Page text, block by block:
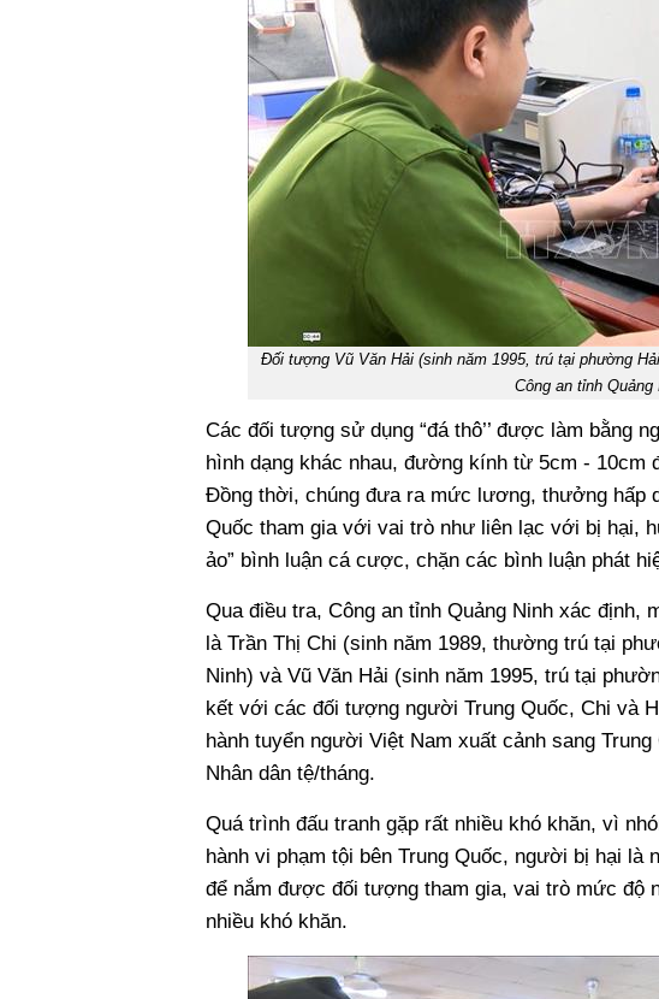
Đối tượng Vũ Văn Hải (sinh năm 1995, trú tại phường
Công an tỉnh
Các đối tượng sử dụng “đá thô’’ được làm bằng
hình dạng khác nhau, đường kính từ 5cm -
Đồng thời, chúng đưa ra mức lương, thưởng hấp
Quốc tham gia với vai trò như liên lạc với bị hại,
ảo” bình luận cá cược, chặn các bình luận phát
Qua điều tra, Công an tỉnh Quảng Ninh xác
là Trần Thị Chi (sinh năm 1989, thường trú tại
Ninh) và Vũ Văn Hải (sinh năm 1995, trú tại
kết với các đối tượng người Trung Quốc, Chi và
hành tuyển người Việt Nam xuất cảnh sang
Nhân dân tệ/tháng.
Quá trình đấu tranh gặp rất nhiều khó khăn, vì
hành vi phạm tội bên Trung Quốc, người bị hại
để nắm được đối tượng tham gia, vai trò mức độ
nhiều khó khăn.